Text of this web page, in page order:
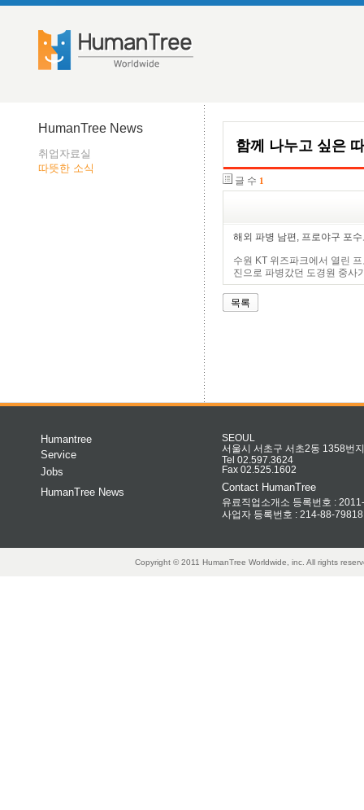
HumanTree News
취업자료실
따뜻한 소식
함께 나누고 싶은
글 수 1
해외 파병 남편, 프로야구 포
수원 KT 위즈파크에서 열린
진으로 파병갔던 도경원 중사
목록
Humantree
Service
Jobs
HumanTree News
SEOUL
서울시 서초구 서초2동 1358번
Tel 02.597.3624
Fax 02.525.1602
Contact HumanTree
유료직업소개소 등록번호 :
사업자 등록번호 : 214-88-79818
Copyright © 2011 HumanTree Worldwide, inc. All rights